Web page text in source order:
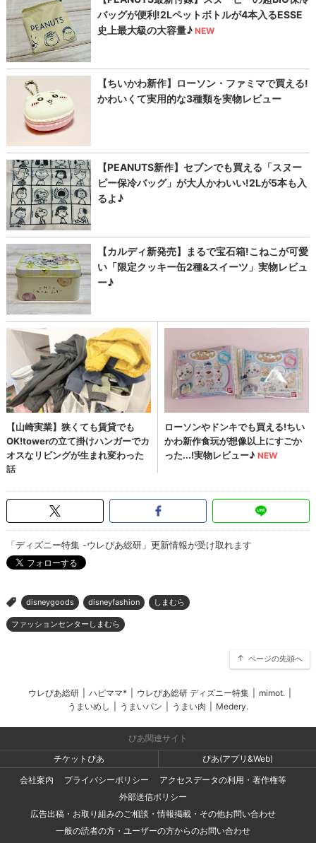
「ディズニー特集 -ウレぴあ総研」更新情報が受け取れます
> disneygoods disneyfashion しまむら
ファッションセンターしまむら
ページの先頭へ
ウレぴあ総研 ハピママ* ウレぴあ総研 ディズニー特集 mimot.
うまいめし
うまいパン うまい肉 Medery.
ぴあ関連サイト
チケットぴあ
ぴあ(アプリ&Web)
会社案内
プライバシーポリシー
アクセスデータの利用・著作権等
外部送信ポリシー
広告出稿・お取り組みのご相談・情報掲載・その他お問い合わせ
一般の読者の方・ユーザーの方からのお問い合わせ